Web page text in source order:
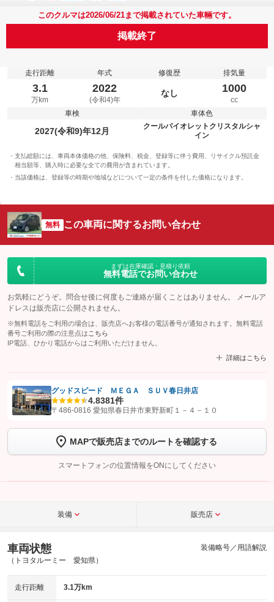
このクルマは2026/06/21まで掲載されていた車輛です。
掲載終了
走行距離
3.1
万km
年式
2022
(令和4)年
修復歴
なし
排気量
1000
cc
車検
2027(令和9)年12月
車体色
クールバイオレットクリスタルシャ
イン
支払総額には、車両本体価格の他、保険料、税金、登録等に伴う費用、リサイクル預託金
相当額等、購入時に必要な全ての費用が含まれています。
当該価格は、登録等の時期や地域などについて一定の条件を付した価格になります。
無料 この車両に関するお問い合わせ
まずは在庫確認・見積り依頼
無料電話でお問い合わせ
お気軽にどうぞ。問合せ後に何度もご連絡が届くことはありません。 メールア
ドレスは販売店に公開されません。
※無料電話をご利用の場合は、販売店へお客様の電話番号が通知されます。無料電話
番号ご利用の際の注意点は こちら
IP電話、ひかり電話からはご利用いただけません。
詳細はこちら
【STEP1】認証画面でグーネットを友だち追加してから「許可する」ボタンを押します
【STEP2】
こちら
グッドスピード ＭＥＧＡ ＳＵＶ春日井店
4.8381件
〒486-0816 愛知県春日井市東野新町１－４－１０
MAPで販売店までのルートを確認する
スマートフォンの位置情報をONにしてください
装備 販売店
車両状態
（トヨタルーミー 愛知県）
装備略号／用語解説
走行距離 3.1万km